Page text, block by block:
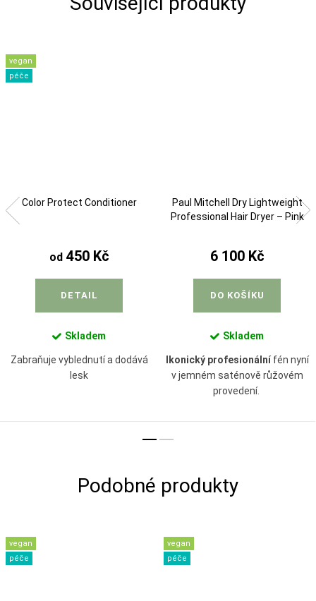
vegan
péče
Color Protect Conditioner
od450 Kč
DETAIL
Skladem
Zabraňuje vyblednutí a dodává
lesk
Paul Mitchell Dry Lightweight
Professional Hair Dryer – Pink
6 100 Kč
DO KOŠÍKU
Skladem
Ikonický profesionálnífén nyní
v jemném saténově růžovém
provedení.
vegan
péče
vegan
péče